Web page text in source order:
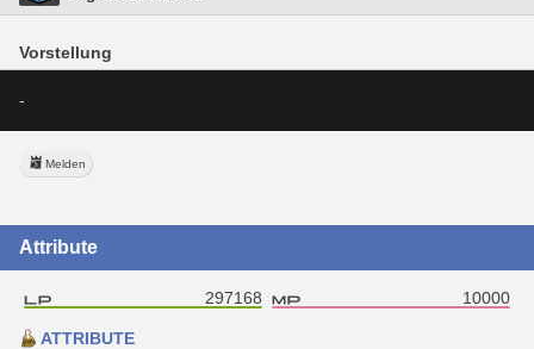
Vorstellung
-
Melden
Attribute
297168 10000
ATTRIBUTE